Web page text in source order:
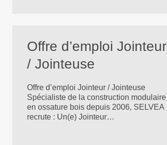
Offre d’emploi Jointeur
/ Jointeuse
Offre d’emploi Jointeur / Jointeuse
Spécialiste de la construction modulaire
en ossature bois depuis 2006, SELVEA
recrute : Un(e) Jointeur…